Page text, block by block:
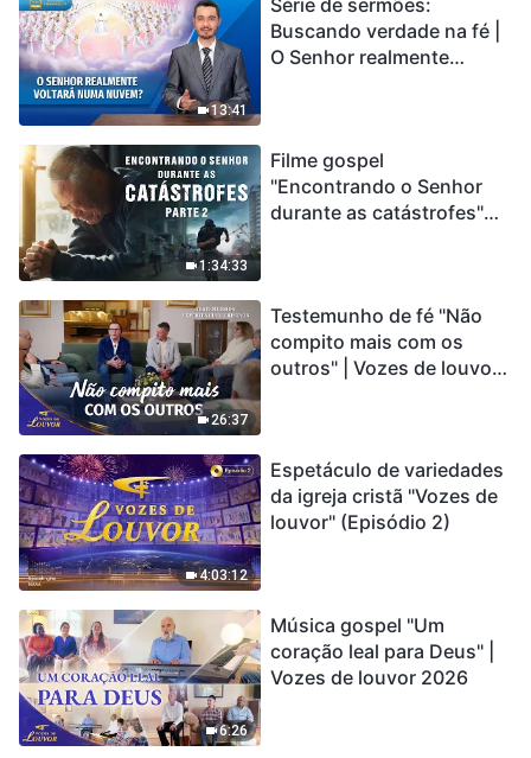
13:41
Série de sermões:
Buscando verdade na fé |
O Senhor realmente
1:34:33
Filme gospel
"Encontrando o Senhor
durante as catástrofes"
catástrofes ccontecem, a
humanidade está
entrando em contagem
26:37
Testemunho de fé "Não
compito mais com os
outros" | Vozes de louvor
4:03:12
Espetáculo de variedades
da igreja cristã "Vozes de
louvor" (Episódio 2)
6:26
Música gospel "Um
coração leal para Deus" |
Vozes de louvor 2026